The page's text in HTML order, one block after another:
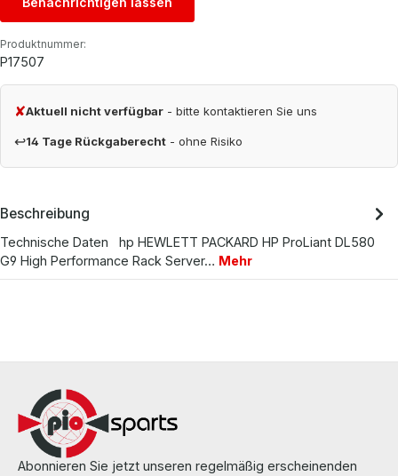
Produktnummer:
P17507
✘Aktuell nicht verfügbar - bitte kontaktieren Sie uns
↩14 Tage Rückgaberecht - ohne Risiko
Beschreibung
Technische Daten hp HEWLETT PACKARD HP ProLiant DL580
G9 High Performance Rack Server… Mehr
Abonnieren Sie jetzt unseren regelmäßig erscheinenden